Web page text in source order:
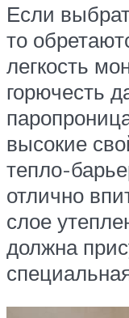
Если
то
легкость
горючесть
высокие
тепло-
отлично
слое
должна